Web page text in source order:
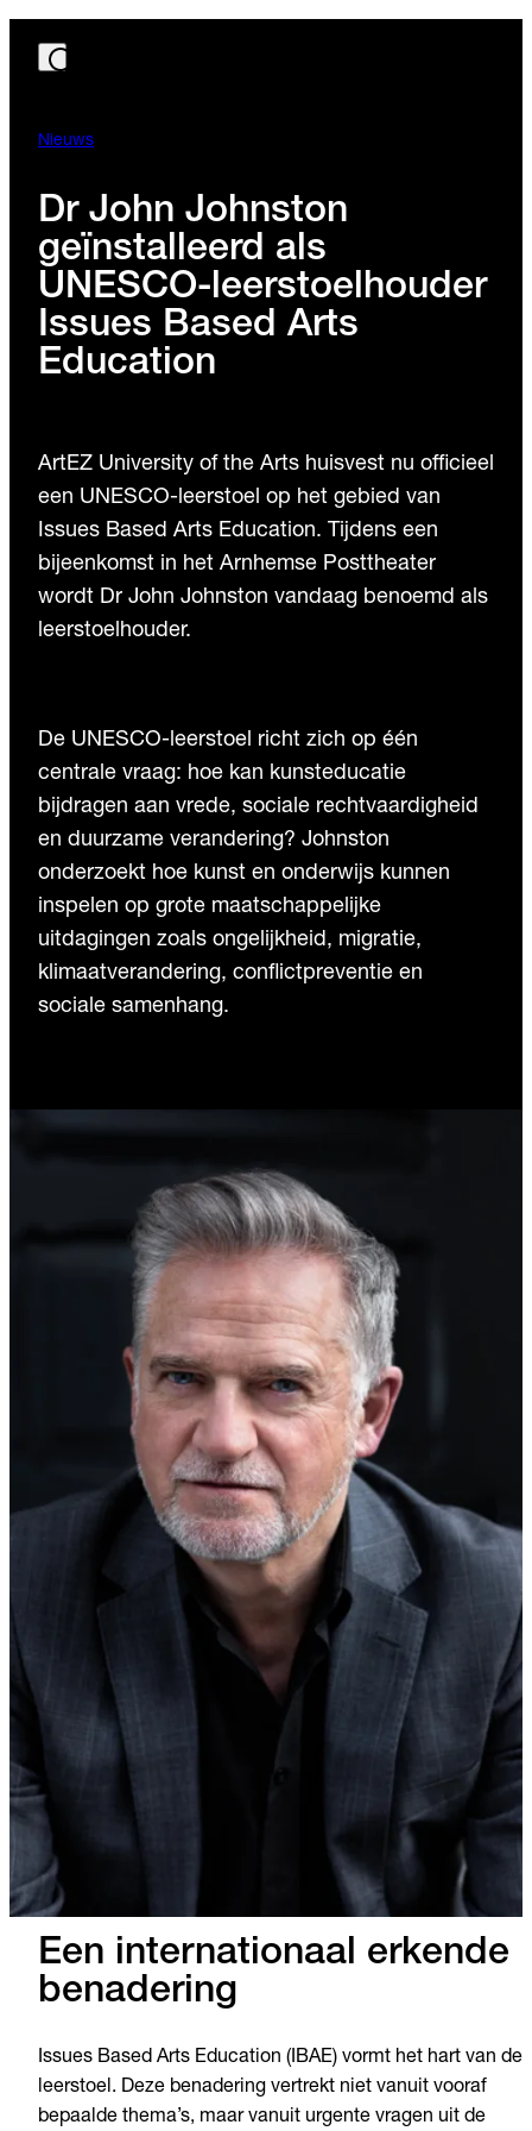
Nieuws
Dr John Johnston
geïnstalleerd als
UNESCO-leerstoelhouder
Issues Based Arts
Education
ArtEZ University of the Arts huisvest nu officieel
een UNESCO-leerstoel op het gebied van
Issues Based Arts Education. Tijdens een
bijeenkomst in het Arnhemse Posttheater
wordt Dr John Johnston vandaag benoemd als
leerstoelhouder.
De UNESCO-leerstoel richt zich op één
centrale vraag: hoe kan kunsteducatie
bijdragen aan vrede, sociale rechtvaardigheid
en duurzame verandering? Johnston
onderzoekt hoe kunst en onderwijs kunnen
inspelen op grote maatschappelijke
uitdagingen zoals ongelijkheid, migratie,
klimaatverandering, conflictpreventie en
sociale samenhang.
Een internationaal erkende
benadering
Issues Based Arts Education (IBAE) vormt het hart van de
leerstoel. Deze benadering vertrekt niet vanuit vooraf
bepaalde thema’s, maar vanuit urgente vragen uit de